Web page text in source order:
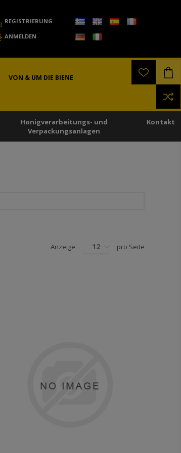
REGISTRIERUNG
ANMELDEN
VON & UM DIE BIENE
Honigverarbeitungs- und
Verpackungsanlagen
Kontakt
Anzeige 12 pro Seite